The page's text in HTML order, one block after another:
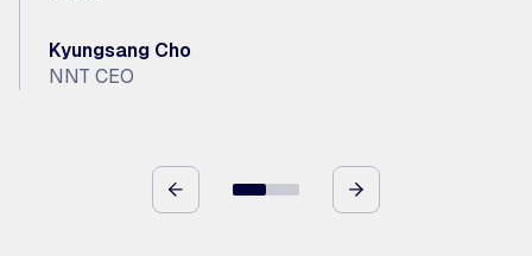
Kyungsang Cho
NNT CEO